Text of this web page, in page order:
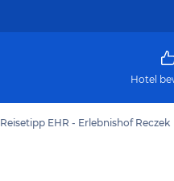
Hotel
Reisetipp EHR - Erlebnishof Reczek